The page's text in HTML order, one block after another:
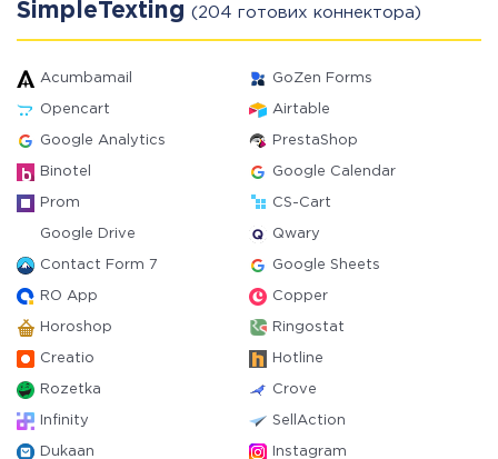
SimpleTexting (204 готових коннектора)
Acumbamail GoZen Forms
Opencart Airtable
Google Analytics PrestaShop
Binotel Google Calendar
Prom CS-Cart
Google Drive Qwary
Contact Form 7 Google Sheets
RO App Copper
Horoshop Ringostat
Creatio Hotline
Rozetka Crove
Infinity SellAction
Dukaan Instagram